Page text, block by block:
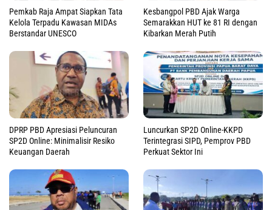
Pemkab Raja Ampat Siapkan Tata
Kelola Terpadu Kawasan MIDAs
Berstandar UNESCO
Kesbangpol PBD Ajak Warga
Semarakkan HUT ke 81 RI dengan
Kibarkan Merah Putih
DPRP PBD Apresiasi Peluncuran
SP2D Online: Minimalisir Resiko
Keuangan Daerah
Luncurkan SP2D Online-KKPD
Terintegrasi SIPD, Pemprov PBD
Perkuat Sektor Ini